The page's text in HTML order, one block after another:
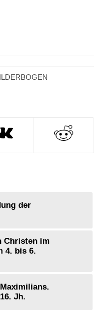
der
Christen im
4. bis 6.
Jh.